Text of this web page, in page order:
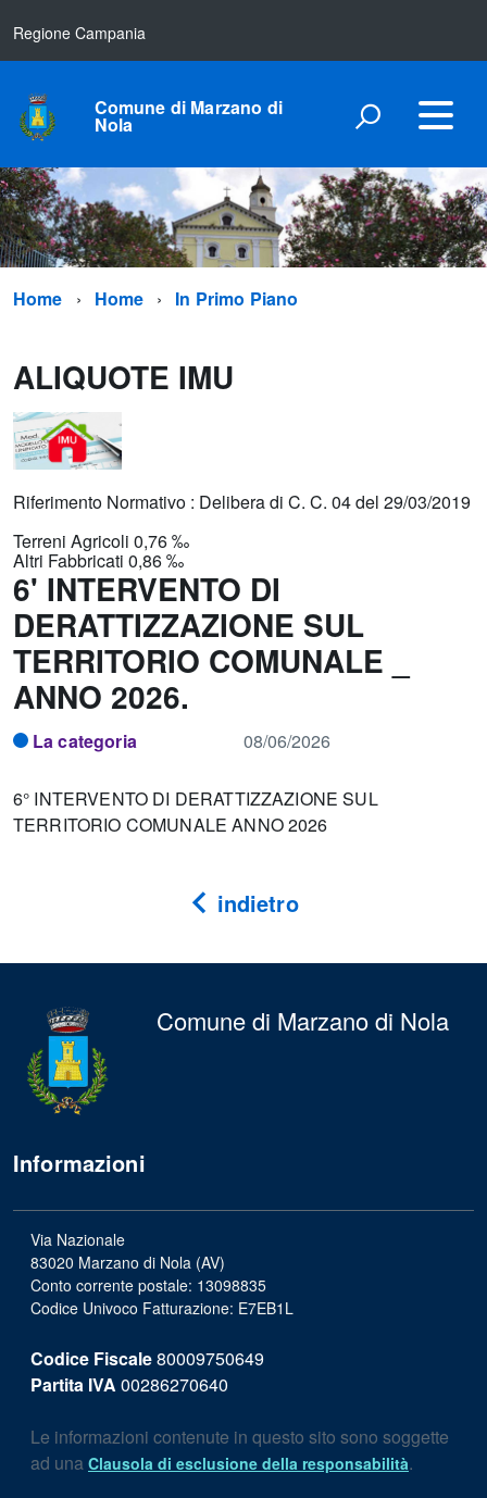
Regione Campania
Comune di Marzano di
Nola
Home Home In Primo Piano
ALIQUOTE IMU
Riferimento Normativo : Delibera di C. C. 04 del 29/03/2019
Terreni Agricoli 0,76 ‰
Altri Fabbricati 0,86 ‰
6' INTERVENTO DI
DERATTIZZAZIONE SUL
TERRITORIO COMUNALE _
ANNO 2026.
La categoria 08/06/2026
6° INTERVENTO DI DERATTIZZAZIONE SUL
TERRITORIO COMUNALE ANNO 2026
indietro
Comune di Marzano di Nola
Informazioni
Via Nazionale
83020 Marzano di Nola (AV)
Conto corrente postale: 13098835
Codice Univoco Fatturazione: E7EB1L
Codice Fiscale80009750649
Partita IVA 00286270640
Le informazioni contenute in questo sito sono soggette
ad una Clausola di esclusione della responsabilità.